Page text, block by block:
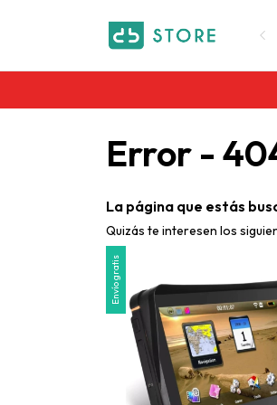
Error -
La página que estás
Quizás te interesen los
Envío gratis